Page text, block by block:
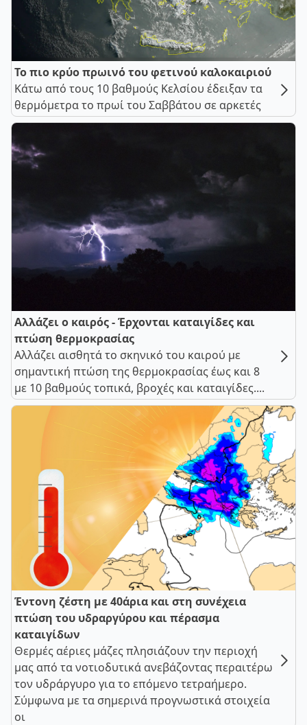
Το πιο κρύο πρωινό του φετινού καλοκαιριού
Κάτω από τους 10 βαθμούς Κελσίου έδειξαν τα
θερμόμετρα το πρωί του Σαββάτου σε αρκετές
Αλλάζει ο καιρός - Έρχονται καταιγίδες και
πτώση θερμοκρασίας
Αλλάζει αισθητά το σκηνικό του καιρού με
σημαντική πτώση της θερμοκρασίας έως και 8
με 10 βαθμούς τοπικά, βροχές και καταιγίδες....
Έντονη ζέστη με 40άρια και στη συνέχεια
πτώση του υδραργύρου και πέρασμα
καταιγίδων
Θερμές αέριες μάζες πλησιάζουν την περιοχή
μας από τα νοτιοδυτικά ανεβάζοντας περαιτέρω
τον υδράργυρο για το επόμενο τετραήμερο.
Σύμφωνα με τα σημερινά προγνωστικά στοιχεία
οι